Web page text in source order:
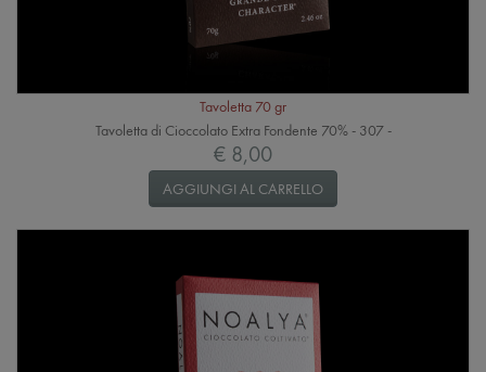
Tavoletta 70 gr
Tavoletta di Cioccolato Extra Fondente 70% - 307 -
€ 8,00
AGGIUNGI AL CARRELLO